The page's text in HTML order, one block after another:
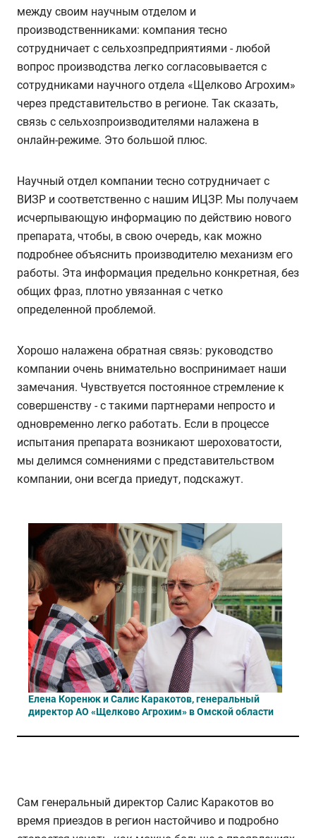
между своим научным отделом и
производственниками: компания тесно
сотрудничает с сельхозпредприятиями - любой
вопрос производства легко согласовывается с
сотрудниками научного отдела «Щелково Агрохим»
через представительство в регионе. Так сказать,
связь с сельхозпроизводителями налажена в
онлайн-режиме. Это большой плюс.
Научный отдел компании тесно сотрудничает с
ВИЗР и соответственно с нашим ИЦЗР. Мы получаем
исчерпывающую информацию по действию нового
препарата, чтобы, в свою очередь, как можно
подробнее объяснить производителю механизм его
работы. Эта информация предельно конкретная, без
общих фраз, плотно увязанная с четко
определенной проблемой.
Хорошо налажена обратная связь: руководство
компании очень внимательно воспринимает наши
замечания. Чувствуется постоянное стремление к
совершенству - с такими партнерами непросто и
одновременно легко работать. Если в процессе
испытания препарата возникают шероховатости,
мы делимся сомнениями с представительством
компании, они всегда приедут, подскажут.
Елена Коренюк и Салис Каракотов, генеральный
директор АО «Щелково Агрохим» в Омской области
Сам генеральный директор Салис Каракотов во
время приездов в регион настойчиво и подробно